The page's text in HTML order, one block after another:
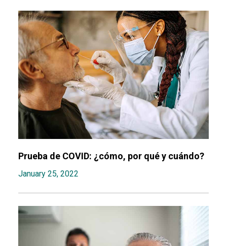
Prueba de COVID: ¿cómo, por qué y cuándo?
January 25, 2022